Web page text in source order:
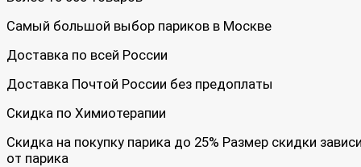
Самый большой выбор париков в Москве
Доставка по всей России
Доставка Почтой России без предоплаты
Скидка по Химиотерапии
Скидка на покупку парика до 25% Размер скидки
от парика